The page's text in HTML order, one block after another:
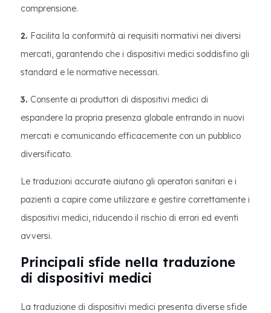
comprensione.
2. Facilita la conformità ai requisiti normativi nei diversi
mercati, garantendo che i dispositivi medici soddisfino gli
standard e le normative necessari.
3. Consente ai produttori di dispositivi medici di
espandere la propria presenza globale entrando in nuovi
mercati e comunicando efficacemente con un pubblico
diversificato.
Le traduzioni accurate aiutano gli operatori sanitari e i
pazienti a capire come utilizzare e gestire correttamente i
dispositivi medici, riducendo il rischio di errori ed eventi
avversi.
Principali sfide nella traduzione
di dispositivi medici
La traduzione di dispositivi medici presenta diverse sfide